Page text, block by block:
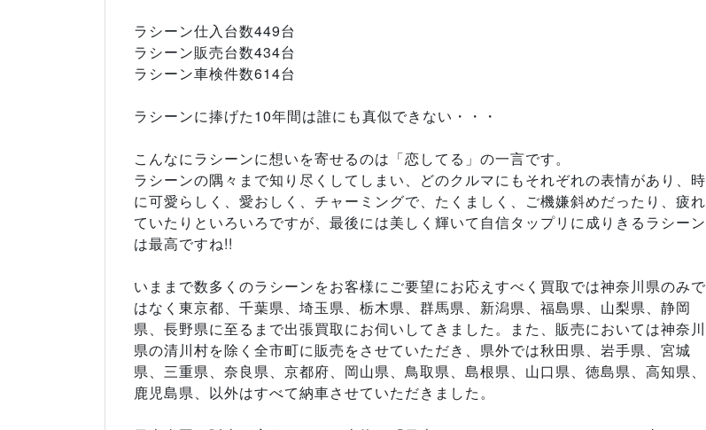
ラシーン仕入台数449台
ラシーン販売台数434台
ラシーン車検件数614台
ラシーンに捧げた10年間は誰にも真似できない・・・
こんなにラシーンに想いを寄せるのは「恋してる」の一言です。
ラシーンの隅々まで知り尽くしてしまい、どのクルマにもそれぞれの表情があり、時
に可愛らしく、愛おしく、チャーミングで、たくましく、ご機嫌斜めだったり、疲れ
ていたりといろいろですが、最後には美しく輝いて自信タップリに成りきるラシーン
は最高ですね!!
いままで数多くのラシーンをお客様にご要望にお応えすべく買取では神奈川県のみで
はなく東京都、千葉県、埼玉県、栃木県、群馬県、新潟県、福島県、山梨県、静岡
県、長野県に至るまで出張買取にお伺いしてきました。また、販売においては神奈川
県の清川村を除く全市町に販売をさせていただき、県外では秋田県、岩手県、宮城
県、三重県、奈良県、京都府、岡山県、鳥取県、島根県、山口県、徳島県、高知県、
鹿児島県、以外はすべて納車させていただきました。